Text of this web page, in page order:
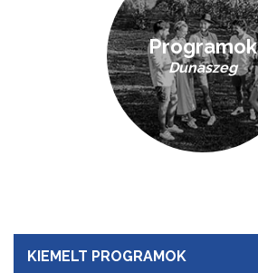
KIEMELT PROGRAMOK
Programok
Dunaszeg